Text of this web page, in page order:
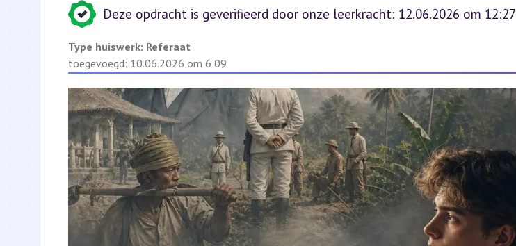
Deze opdracht is geverifieerd door onze leerkracht: 12.06.2026 om 12:27
Type huiswerk: Referaat
toegevoegd: 10.06.2026 om 6:09